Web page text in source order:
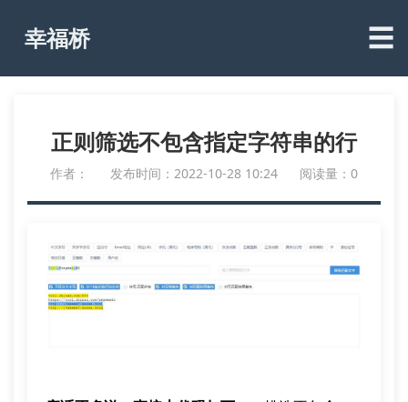
幸福桥 ☰
正则筛选不包含指定字符串的行
作者： 发布时间：2022-10-28 10:24 阅读量：0